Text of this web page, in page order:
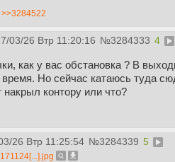
>>3284522
03/26 Втр 11:20:16 №3284333 4
как у вас обстановка ? В
Но сейчас катаюсь туда
накрыл контору или что?
26 Втр 11:25:54 №3284339 5